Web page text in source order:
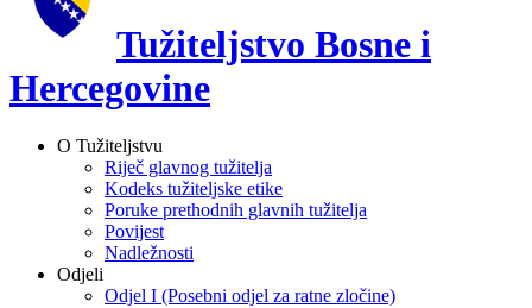
Tužiteljstvo Bosne i
Hercegovine
O Tužiteljstvu
Riječ glavnog tužitelja
Kodeks tužiteljske etike
Poruke prethodnih glavnih tužitelja
Povijest
Nadležnosti
Odjeli
Odjel I (Posebni odjel za ratne zločine)